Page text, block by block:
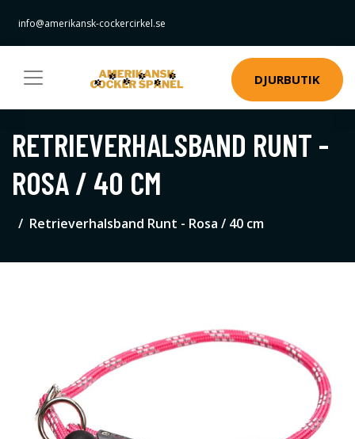
info@amerikansk-cockercirkel.se
DJURBUTIK
RETRIEVERHALSBAND RUNT -
ROSA / 40 CM
Retrieverhalsband Runt - Rosa / 40 cm